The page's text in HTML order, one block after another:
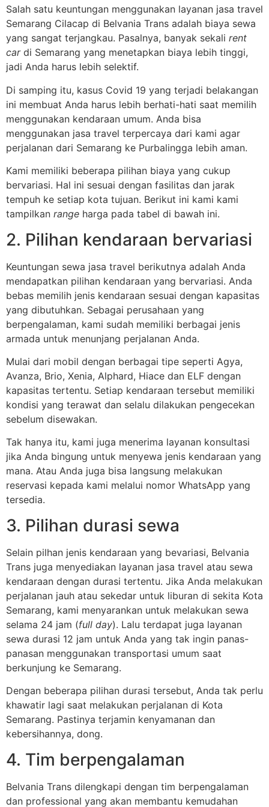
Salah satu keuntungan menggunakan layanan jasa travel
Semarang Cilacap di Belvania Trans adalah biaya sewa
yang sangat terjangkau. Pasalnya, banyak sekali rent
cardi Semarang yang menetapkan biaya lebih tinggi,
jadi Anda harus lebih selektif.
Di samping itu, kasus Covid 19 yang terjadi belakangan
ini membuat Anda harus lebih berhati-hati saat memilih
menggunakan kendaraan umum. Anda bisa
menggunakan jasa travel terpercaya dari kami agar
perjalanan dari Semarang ke Purbalingga lebih aman.
Kami memiliki beberapa pilihan biaya yang cukup
bervariasi. Hal ini sesuai dengan fasilitas dan jarak
tempuh ke setiap kota tujuan. Berikut ini kami kami
tampilkan range harga pada tabel di bawah ini.
2. Pilihan kendaraan bervariasi
Keuntungan sewa jasa travel berikutnya adalah Anda
mendapatkan pilihan kendaraan yang bervariasi. Anda
bebas memilih jenis kendaraan sesuai dengan kapasitas
yang dibutuhkan. Sebagai perusahaan yang
berpengalaman, kami sudah memiliki berbagai jenis
armada untuk menunjang perjalanan Anda.
Mulai dari mobil dengan berbagai tipe seperti Agya,
Avanza, Brio, Xenia, Alphard, Hiace dan ELF dengan
kapasitas tertentu. Setiap kendaraan tersebut memiliki
kondisi yang terawat dan selalu dilakukan pengecekan
sebelum disewakan.
Tak hanya itu, kami juga menerima layanan konsultasi
jika Anda bingung untuk menyewa jenis kendaraan yang
mana. Atau Anda juga bisa langsung melakukan
reservasi kepada kami melalui nomor WhatsApp yang
tersedia.
3. Pilihan durasi sewa
Selain pilhan jenis kendaraan yang bevariasi, Belvania
Trans juga menyediakan layanan jasa travel atau sewa
kendaraan dengan durasi tertentu. Jika Anda melakukan
perjalanan jauh atau sekedar untuk liburan di sekita Kota
Semarang, kami menyarankan untuk melakukan sewa
selama 24 jam (full day). Lalu terdapat juga layanan
sewa durasi 12 jam untuk Anda yang tak ingin panas-
panasan menggunakan transportasi umum saat
berkunjung ke Semarang.
Dengan beberapa pilihan durasi tersebut, Anda tak perlu
khawatir lagi saat melakukan perjalanan di Kota
Semarang. Pastinya terjamin kenyamanan dan
kebersihannya, dong.
4. Tim berpengalaman
Belvania Trans dilengkapi dengan tim berpengalaman
dan professional yang akan membantu kemudahan